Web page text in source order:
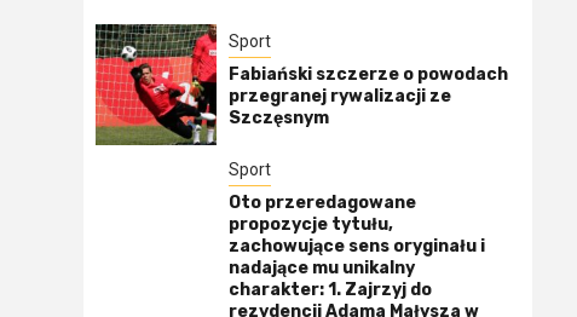
Sport
Fabiański szczerze o powodach
przegranej rywalizacji ze
Szczęsnym
Sport
Oto przeredagowane
propozycje tytułu,
zachowujące sens oryginału i
nadające mu unikalny
charakter: 1. Zajrzyj do
rezydencji Adama Małysza w